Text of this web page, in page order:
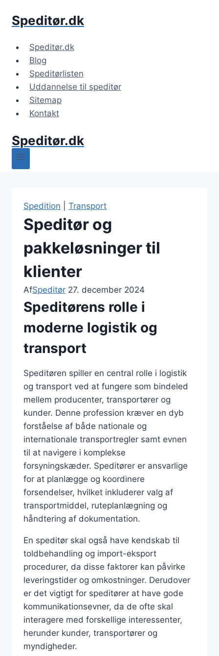
Speditør.dk
Speditør.dk
Blog
Speditørlisten
Uddannelse til speditør
Sitemap
Kontakt
Speditør.dk
Spedition Transport
Speditør og
pakkeløsninger til
klienter
AfSpeditør 27. december 2024
Speditørens rolle i
moderne logistik og
transport
Speditøren spiller en central rolle i logistik
og transport ved at fungere som bindeled
mellem producenter, transportører og
kunder. Denne profession kræver en dyb
forståelse af både nationale og
internationale transportregler samt evnen
til at navigere i komplekse
forsyningskæder. Speditører er ansvarlige
for at planlægge og koordinere
forsendelser, hvilket inkluderer valg af
transportmiddel, ruteplanlægning og
håndtering af dokumentation.
En speditør skal også have kendskab til
toldbehandling og import-eksport
procedurer, da disse faktorer kan påvirke
leveringstider og omkostninger. Derudover
er det vigtigt for speditører at have gode
kommunikationsevner, da de ofte skal
interagere med forskellige interessenter,
herunder kunder, transportører og
myndigheder.